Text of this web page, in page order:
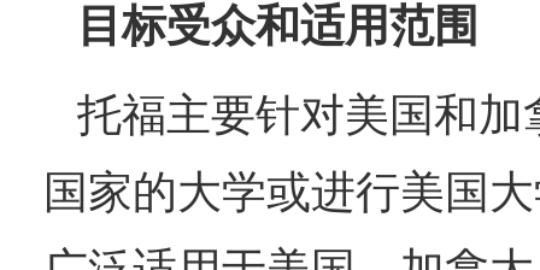
目标受众和适用范围
托福主要针对美国和
国家的大学或进行美国